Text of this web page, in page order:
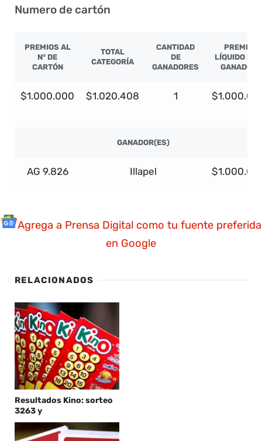
Numero de cartón
PREMIOS AL
N° DE
CARTÓN
TOTAL
CATEGORÍA
CANTIDAD
DE
GANADORES
PREMIO
LÍQUIDO POR
GANADOR
$1.000.000 $1.020.408 1
GANADOR(ES)
AG 9.826 Illapel
Agrega a Prensa Digital como tu fuente preferida
en Google
RELACIONADOS
Resultados Kino: sorteo
3263 y